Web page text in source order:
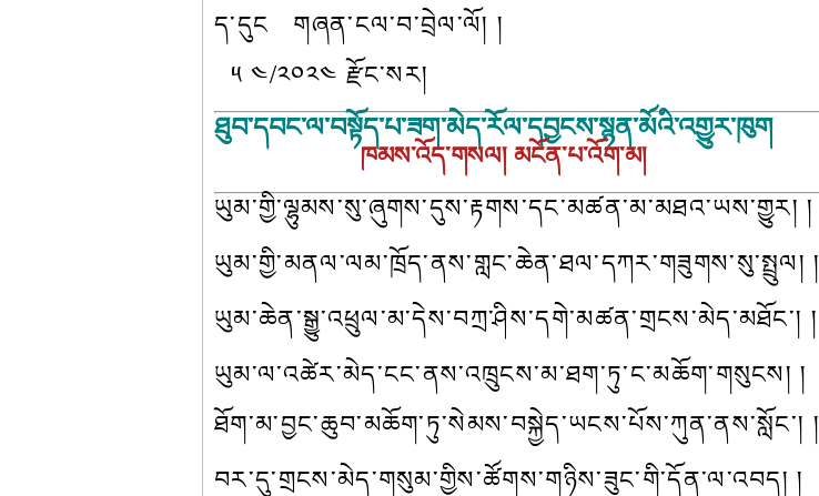
ད་དུང   གཞན་ངལ་བ་བྲེལ་ལོ། །
༥ ༤/༢༠༢༤ རྫོང་སར།
ཐུབ་དབང་ལ་བསྟོད་པ་ཟག་མེད་རོལ་དབྱངས་སྙན་མོའི་འགྱུར་ཁུག
ཁམས་འོད་གསལ། མངོན་པ་འོག་མ།
ཡུམ་གྱི་ལྷུམས་སུ་ཞུགས་དུས་རྟགས་དང་མཚན་མ་མཐའ་ཡས་གྱུར། །
ཡུམ་གྱི་མནལ་ལམ་ཁྲོད་ནས་གླང་ཆེན་ཐལ་དཀར་གཟུགས་སུ་སྤྲུལ། །
ཡུམ་ཆེན་སྒྱུ་འཕྲུལ་མ་དེས་བཀྲ་ཤིས་དགེ་མཚན་གྲངས་མེད་མཐོང་། །
ཡུམ་ལ་འཚེར་མེད་ངང་ནས་འཁྲུངས་མ་ཐག་ཏུ་ང་མཆོག་གསུངས། །
ཐོག་མ་བྱང་ཆུབ་མཆོག་ཏུ་སེམས་བསྐྱེད་ཡངས་པོས་ཀུན་ནས་སློང་། །
བར་དུ་གྲངས་མེད་གསུམ་གྱིས་ཚོགས་གཉིས་ཟུང་གི་དོན་ལ་འབད། །